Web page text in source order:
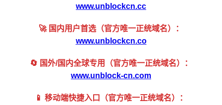
www.unblockcn.cc
🚀 国内用户首选（官方唯一正统域名）：
www.unblockcn.co
🔄 国外/国内全球专用（官方唯一正统域名）：
www.unblock-cn.com
📱 移动端快捷入口（官方唯一正统域名）：